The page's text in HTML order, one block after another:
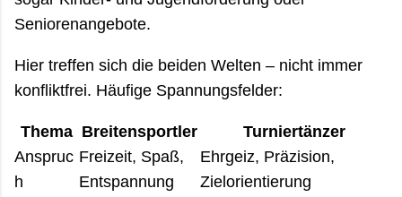
Seniorenangebote.
Hier treffen sich die beiden Welten – nicht immer
konfliktfrei. Häufige Spannungsfelder:
Thema Breitensportler
Turniertänzer
Anspruc
h
Freizeit, Spaß,
Entspannung
Ehrgeiz, Präzision,
Zielorientierung